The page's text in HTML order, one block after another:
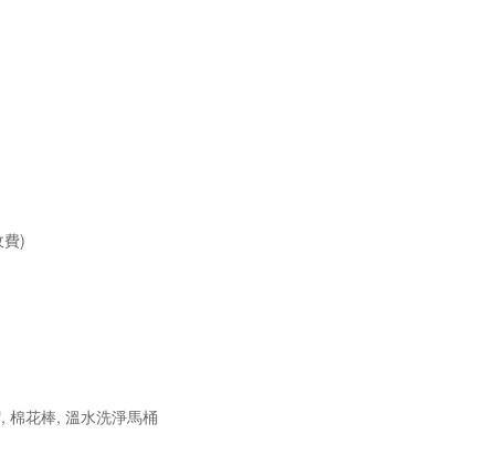
)
棉花棒, 溫水洗淨馬桶